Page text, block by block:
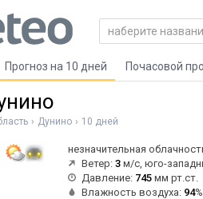
Прогноз на 10 дней Почасовой
Дунино 10 дней
незначительная
Ветер: 3 м/с, юго-
Давление: 745 мм рт.ст.
Влажность воздуха: 94%